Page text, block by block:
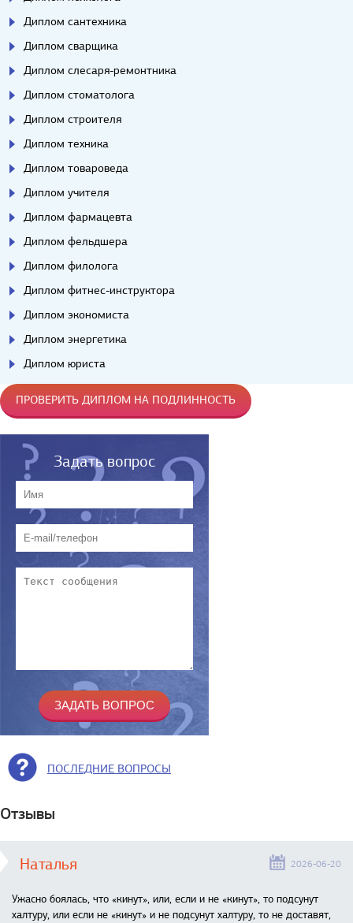
Диплом сантехника
Диплом сварщика
Диплом слесаря-ремонтника
Диплом стоматолога
Диплом строителя
Диплом техника
Диплом товароведа
Диплом учителя
Диплом фармацевта
Диплом фельдшера
Диплом филолога
Диплом фитнес-инструктора
Диплом экономиста
Диплом энергетика
Диплом юриста
ПРОВЕРИТЬ ДИПЛОМ НА ПОДЛИННОСТЬ
Задать вопрос
ПОСЛЕДНИЕ ВОПРОСЫ
Отзывы
Наталья 2026-06-20
Ужасно боялась, что «кинут», или, если и не «кинут», то подсунут
халтуру, или если не «кинут» и не подсунут халтуру, то не доставят,